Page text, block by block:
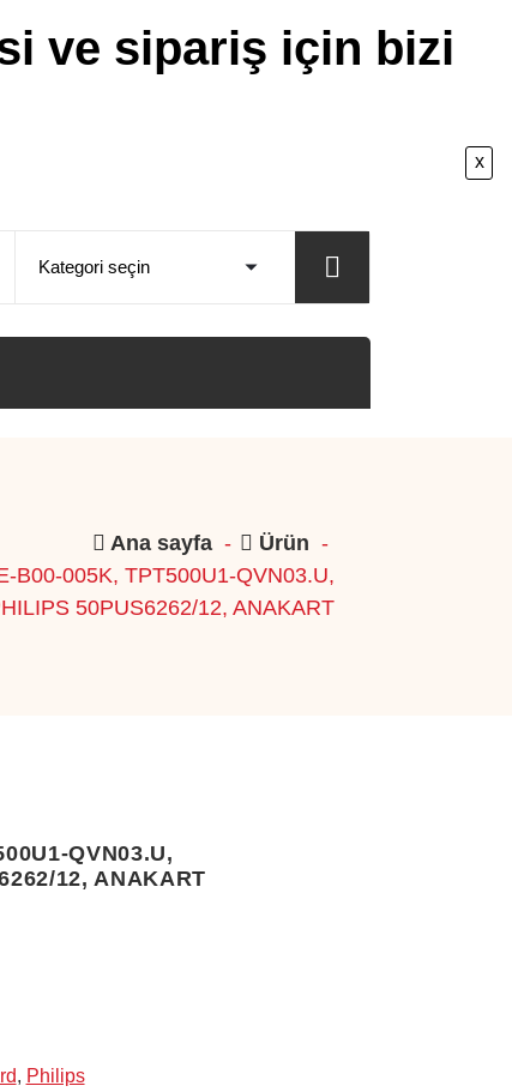
ve sipariş için bizi
x
Ana sayfa - Ürün -
B00-005K, TPT500U1-QVN03.U,
50PUS6262/12, ANAKART
QVN03.U,
12, ANAKART
, Philips